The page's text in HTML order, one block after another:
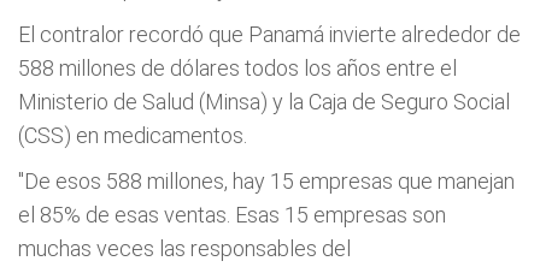
El contralor recordó que Panamá invierte alrededor de
588 millones de dólares todos los años entre el
Ministerio de Salud (Minsa) y la Caja de Seguro Social
(CSS) en medicamentos.
"De esos 588 millones, hay 15 empresas que manejan
el 85% de esas ventas. Esas 15 empresas son
muchas veces las responsables del